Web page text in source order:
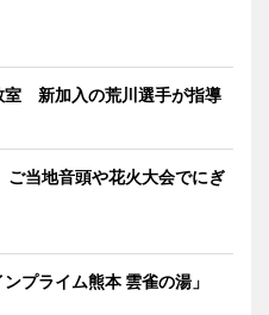
室 新加入の荒川選手が指導
当地音頭や花火大会でにぎ
プライム熊本 雲雀の湯」